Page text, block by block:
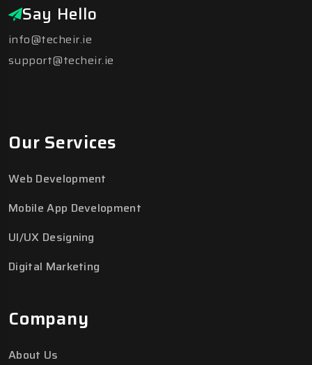
Say Hello
info@techeir.ie
support@techeir.ie
Our Services
Web Development
Mobile App Development
UI/UX Designing
Digital Marketing
Company
About Us